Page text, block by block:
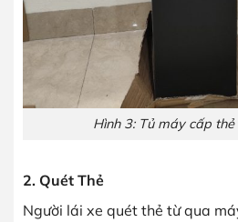
Hình 3: Tủ máy cấp
2. Quét Thẻ
Người lái xe quét thẻ từ qua